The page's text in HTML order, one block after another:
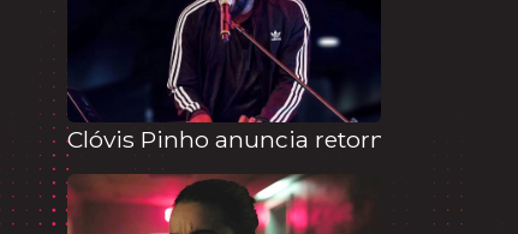
Clóvis Pinho anuncia retorno à